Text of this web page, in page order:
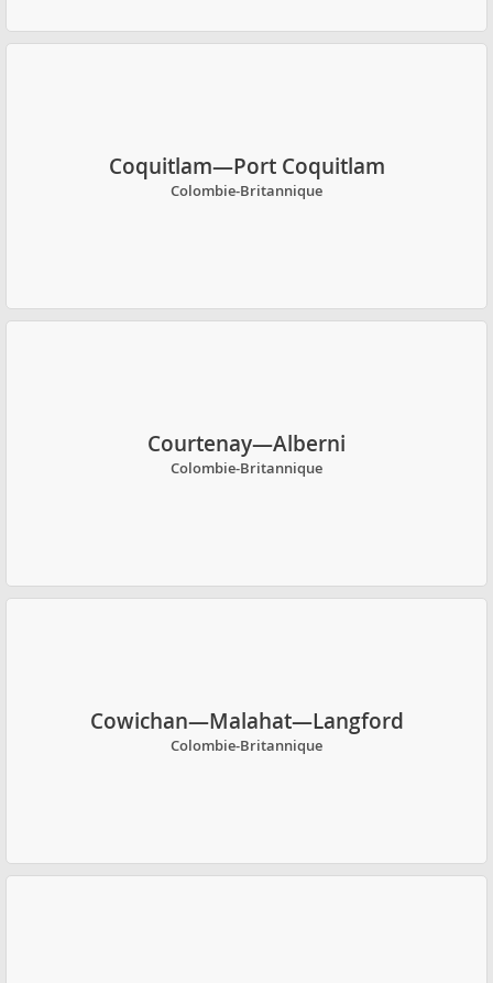
Coquitlam—Port Coquitlam
Colombie-Britannique
Courtenay—Alberni
Colombie-Britannique
Cowichan—Malahat—Langford
Colombie-Britannique